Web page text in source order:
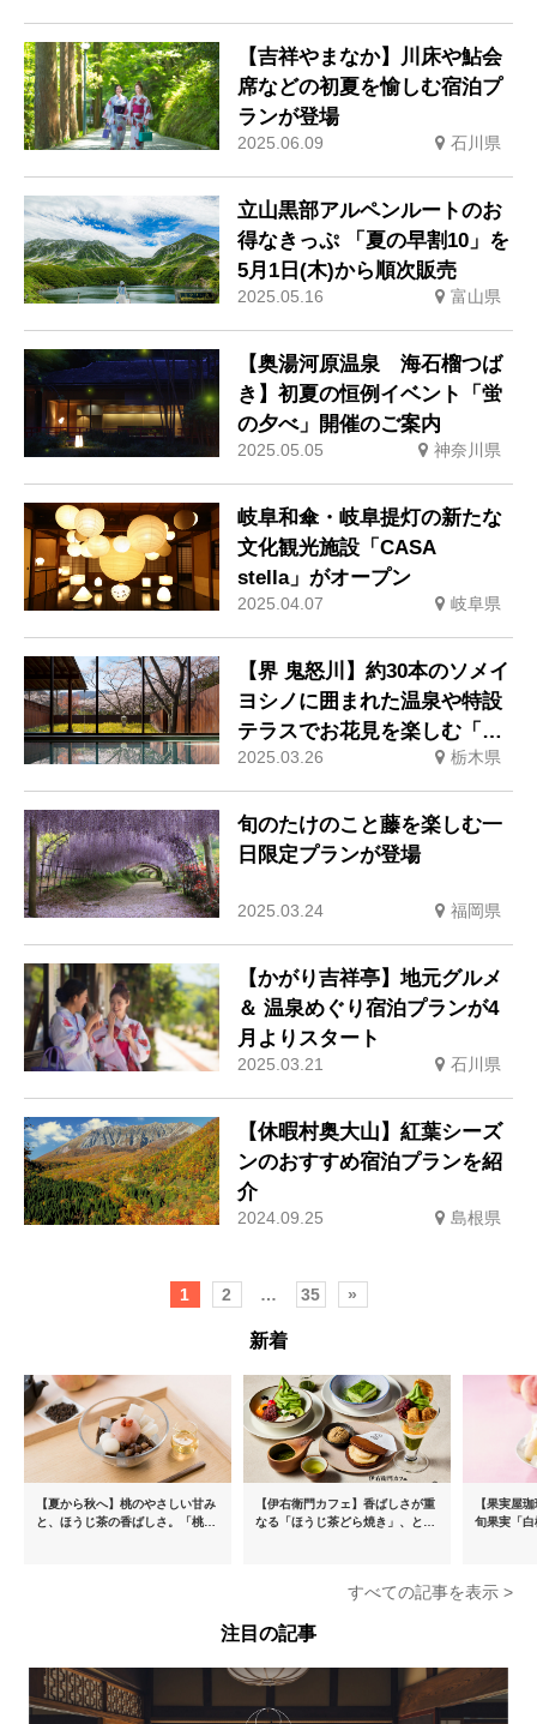
2025.06.09
【吉祥やまなか】川床や鮎会
席などの初夏を愉しむ宿泊プ
ランが登場
石川県
2025.05.16
立山黒部アルペンルートのお
得なきっぷ 「夏の早割10」を
5月1日(木)から順次販売
富山県
2025.05.05
【奥湯河原温泉 海石榴つば
き】初夏の恒例イベント「蛍
の夕べ」開催のご案内
神奈川県
2025.04.07
岐阜和傘・岐阜提灯の新たな
文化観光施設「CASA
stella」がオープン
岐阜県
2025.03.26
【界 鬼怒川】約30本のソメイ
ヨシノに囲まれた温泉や特設
テラスでお花見を楽しむ「花
見温泉滞在」
栃木県
2025.03.24
旬のたけのこと藤を楽しむ一
日限定プランが登場
福岡県
2025.03.21
【かがり吉祥亭】地元グルメ
＆ 温泉めぐり宿泊プランが4
月よりスタート
石川県
2024.09.25
【休暇村奥大山】紅葉シーズ
ンのおすすめ宿泊プランを紹
介
島根県
1 2 … 35 »
新着
【夏から秋へ】桃のやさしい甘み
と、ほうじ茶の香ばしさ。「桃と
【伊右衛門カフェ】香ばしさが重
なる「ほうじ茶どら焼き」、とろ
【果実屋
旬果実「
すべての記事を表示 >
注目の記事